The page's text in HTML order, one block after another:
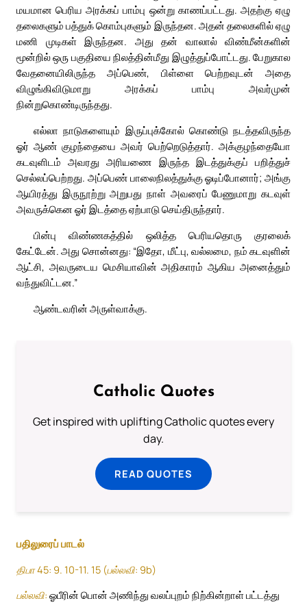
மயமான பெரிய அரக்கப் பாம்பு ஒன்று காணப்பட்டது. அதற்கு ஏழு
தலைகளும் பத்துக் கொம்புகளும் இருந்தன. அதன் தலைகளில் ஏழு
மணி முடிகள் இருந்தன. அது தன் வாலால் விண்மீன்களின்
மூன்றில் ஒரு பகுதியை நிலத்தின்மீது இழுத்துப்போட்டது. பேறுகால
வேதனையிலிருந்த அப்பெண், பிள்ளை பெற்றவுடன் அதை
விழுங்கிவிடுமாறு அரக்கப் பாம்பு அவர்முன்
நின்றுகொண்டிருந்தது.
எல்லா நாடுகளையும் இருப்புக்கோல் கொண்டு நடத்தவிருந்த
ஓர் ஆண் குழந்தையை அவர் பெற்றெடுத்தார். அக்குழந்தையோ
கடவுளிடம் அவரது அரியணை இருந்த இடத்துக்குப் பறித்துச்
செல்லப்பெற்றது. அப்பெண் பாலைநிலத்துக்கு ஓடிப்போனார்; அங்கு
ஆயிரத்து இருநூற்று அறுபது நாள் அவரைப் பேணுமாறு கடவுள்
அவருக்கென ஓர் இடத்தை ஏற்பாடு செய்திருந்தார்.
பின்பு விண்ணகத்தில் ஒலித்த பெரியதொரு குரலைக்
கேட்டேன். அது சொன்னது: “இதோ, மீட்பு, வல்லமை, நம் கடவுளின்
ஆட்சி, அவருடைய மெசியாவின் அதிகாரம் ஆகிய அனைத்தும்
வந்துவிட்டன.”
ஆண்டவரின் அருள்வாக்கு.
Catholic Quotes
Get inspired with uplifting Catholic quotes every
day.
READ QUOTES
பதிலுரைப் பாடல்
திபா 45: 9. 10-11. 15 (பல்லவி: 9b)
பல்லவி: ஓபீரின் பொன் அணிந்து வலப்புறம் நிற்கின்றாள் பட்டத்து